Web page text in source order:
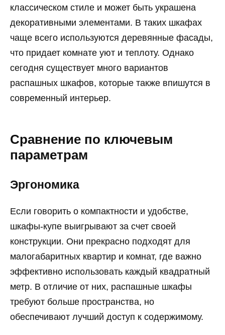
классическом стиле и может быть украшена
декоративными элементами. В таких шкафах
чаще всего используются деревянные фасады,
что придает комнате уют и теплоту. Однако
сегодня существует много вариантов
распашных шкафов, которые также впишутся в
современный интерьер.
Сравнение по ключевым
параметрам
Эргономика
Если говорить о компактности и удобстве,
шкафы-купе выигрывают за счет своей
конструкции. Они прекрасно подходят для
малогабаритных квартир и комнат, где важно
эффективно использовать каждый квадратный
метр. В отличие от них, распашные шкафы
требуют больше пространства, но
обеспечивают лучший доступ к содержимому.